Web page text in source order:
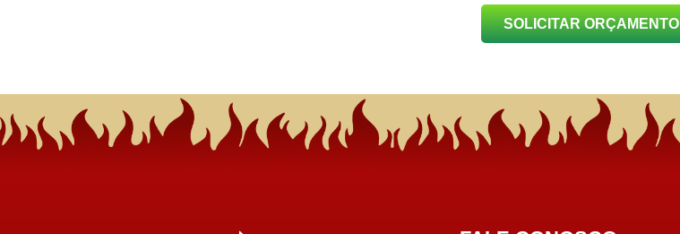
SOLICITAR ORÇAMENTO